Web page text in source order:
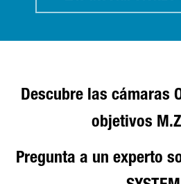
Descubre las cámaras
objetivos
Pregunta a un experto